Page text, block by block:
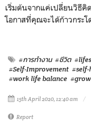
เริ่มต้นจากแค่เปลี่ยนวิธีคิ
โอกาสที่คุณจะได้ก้าวกระ
#การทำงาน #ชีวิต
#Self-Improvement #self-
#work life balance
15th April 2020, 12:40 am
Report